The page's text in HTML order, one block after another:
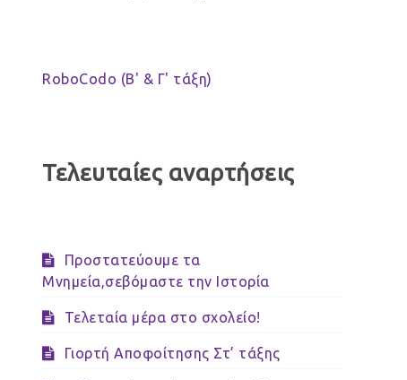
RoboCodo (Β' & Γ' τάξη)
Τελευταίες αναρτήσεις
Προστατεύουμε τα
Μνημεία,σεβόμαστε την Ιστορία
Τελεταία μέρα στο σχολείο!
Γιορτή Αποφοίτησης Στ’ τάξης